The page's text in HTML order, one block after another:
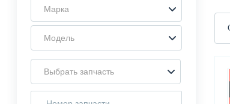
Марка
Модель
Выбрать запчасть